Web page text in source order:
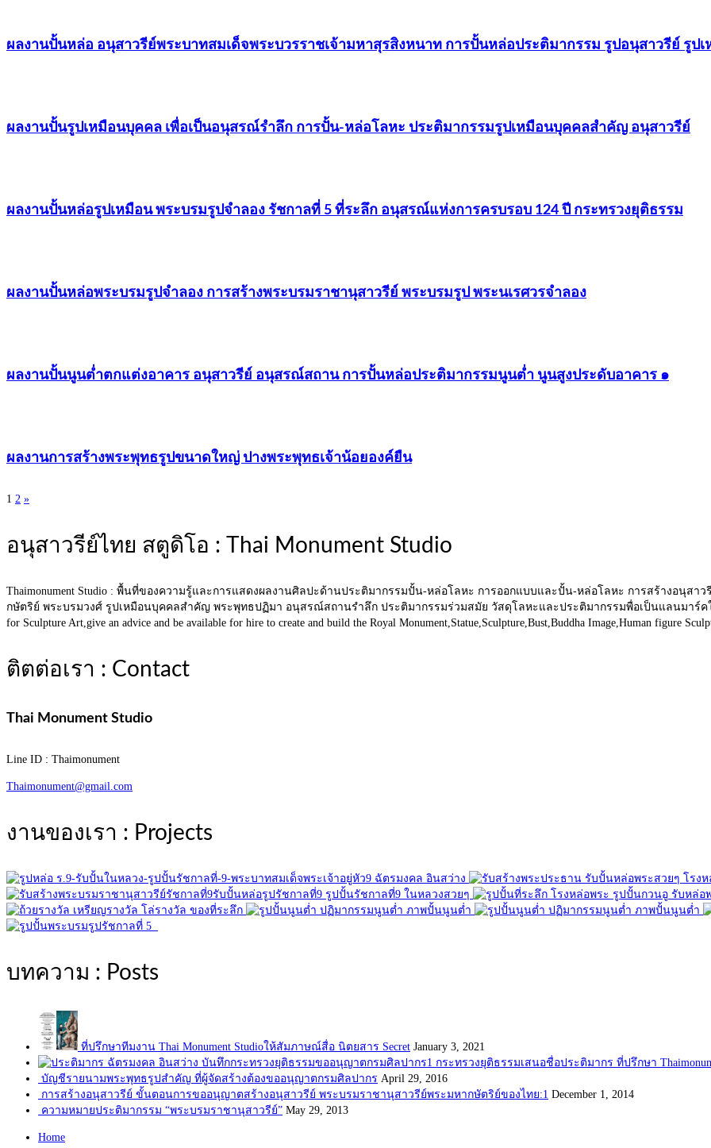
ผลงานปั้นหล่อ อนุสาวรีย์พระบาทสมเด็จพระบวรราชเจ้ามหาสุรสิงหนาท การปั้นหล่อประติมากรรม รูปอนุสาวรีย์ รูป
ผลงานปั้นรูปเหมือนบุคคล เพื่อเป็นอนุสรณ์รำลึก การปั้น-หล่อโลหะ ประติมากรรมรูปเหมือนบุคคลสำคัญ อนุสาวรีย์
ผลงานปั้นหล่อรูปเหมือน พระบรมรูปจำลอง รัชกาลที่ 5 ที่ระลึก อนุสรณ์แห่งการครบรอบ 124 ปี กระทรวงยุติธรรม
ผลงานปั้นหล่อพระบรมรูปจำลอง การสร้างพระบรมราชานุสาวรีย์ พระบรมรูป พระนเรศวรจำลอง
ผลงานปั้นนูนต่ำตกแต่งอาคาร อนุสาวรีย์ อนุสรณ์สถาน การปั้นหล่อประติมากรรมนูนต่ำ นูนสูงประดับอาคาร ๑
ผลงานการสร้างพระพุทธรูปขนาดใหญ่ ปางพระพุทธเจ้าน้อยองค์ยืน
Posts
navigation
1 2 »
อนุสาวรีย์ไทย สตูดิโอ : Thai Monument Studio
Thaimonument Studio : พื้นที่ของความรู้และการแสดงผลงานศิลปะด้านประติมากรรมปั้น-หล่อโลหะ การออกแบบและปั้น-หล่อโลหะ การสร้างอนุส
กษัตริย์ พระบรมวงศ์ รูปเหมือนบุคคลสำคัญ พระพุทธปฏิมา อนุสรณ์สถานรำลึก ประติมากรรมร่วมสมัย วัสดุโลหะและประติมากรรมพื่อเป็นแลนมาร์คใน
for Sculpture Art,give an advice and be available for hire to create and build the Royal Monument,Statue,Sculpture,Bust,Buddha Image,Human figure
ติตต่อเรา : Contact
Thai Monument Studio
Line ID : Thaimonument
Thaimonument@gmail.com
งานของเรา : Projects
บทความ : Posts
ที่ปรึกษาทีมงาน Thai Monument Studioให้สัมภาษณ์สื่อ นิตยสาร Secret January 3, 2021
กระทรวงยุติธรรมเสนอชื่อประติมากร ที่ปรึกษา
บัญชีรายนามพระพุทธรูปสำคัญ ที่ผู้จัดสร้างต้องขออนุญาตกรมศิลปากร April 29, 2016
การสร้างอนุสาวรีย์ ขั้นตอนการขออนุญาตสร้างอนุสาวรีย์ พระบรมราชานุสาวรีย์พระมหากษัตริย์ของไทย:1 December 1, 2014
ความหมายประติมากรรม “พระบรมราชานุสาวรีย์” May 29, 2013
Home